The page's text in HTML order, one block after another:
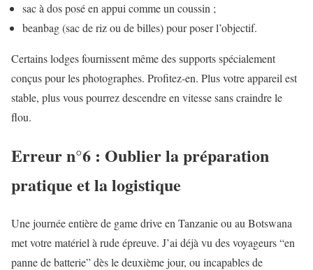
sac à dos posé en appui comme un coussin ;
beanbag (sac de riz ou de billes) pour poser l’objectif.
Certains lodges fournissent même des supports spécialement
conçus pour les photographes. Profitez-en. Plus votre appareil est
stable, plus vous pourrez descendre en vitesse sans craindre le
flou.
Erreur n°6 : Oublier la préparation
pratique et la logistique
Une journée entière de game drive en Tanzanie ou au Botswana
met votre matériel à rude épreuve. J’ai déjà vu des voyageurs “en
panne de batterie” dès le deuxième jour, ou incapables de